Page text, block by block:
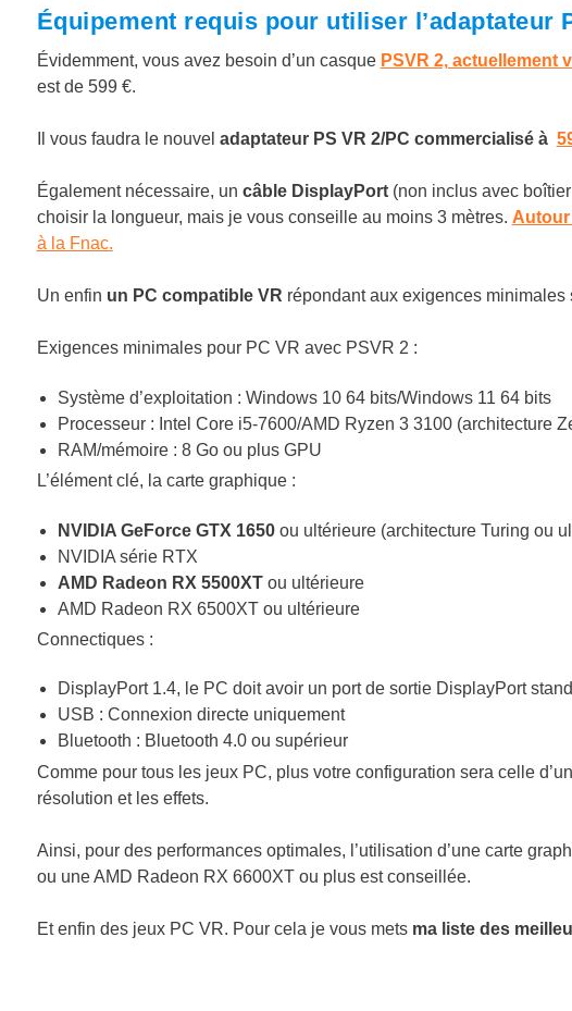
Équipement requis pour utiliser l’adaptateur
Évidemment, vous avez besoin d’un casque PSVR 2, actuellement
est de 599 €.
Il vous faudra le nouvel adaptateur PS VR 2/PC commercialisé à
Également nécessaire, un câble DisplayPort(non inclus avec
choisir la longueur, mais je vous conseille au moins 3 mètres. Autour
à la Fnac.
Un enfin un PC compatible VR répondant aux exigences minimales
Exigences minimales pour PC VR avec PSVR 2 :
Système d’exploitation : Windows 10 64 bits/Windows 11 64 bits
Processeur : Intel Core i5-7600/AMD Ryzen 3 3100 (architecture
RAM/mémoire : 8 Go ou plus GPU
L’élément clé, la carte graphique :
NVIDIA GeForce GTX 1650ou ultérieure (architecture Turing ou
NVIDIA série RTX
AMD Radeon RX 5500XTou ultérieure
AMD Radeon RX 6500XT ou ultérieure
Connectiques :
DisplayPort 1.4, le PC doit avoir un port de sortie DisplayPort
USB : Connexion directe uniquement
Bluetooth : Bluetooth 4.0 ou supérieur
Comme pour tous les jeux PC, plus votre configuration sera celle
résolution et les effets.
Ainsi, pour des performances optimales, l’utilisation d’une carte
ou une AMD Radeon RX 6600XT ou plus est conseillée.
Et enfin des jeux PC VR. Pour cela je vous metsma liste des